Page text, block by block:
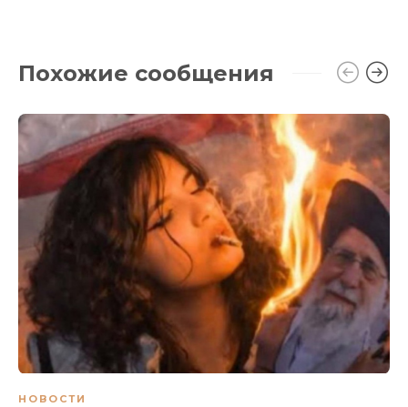
Похожие сообщения
НОВОСТИ